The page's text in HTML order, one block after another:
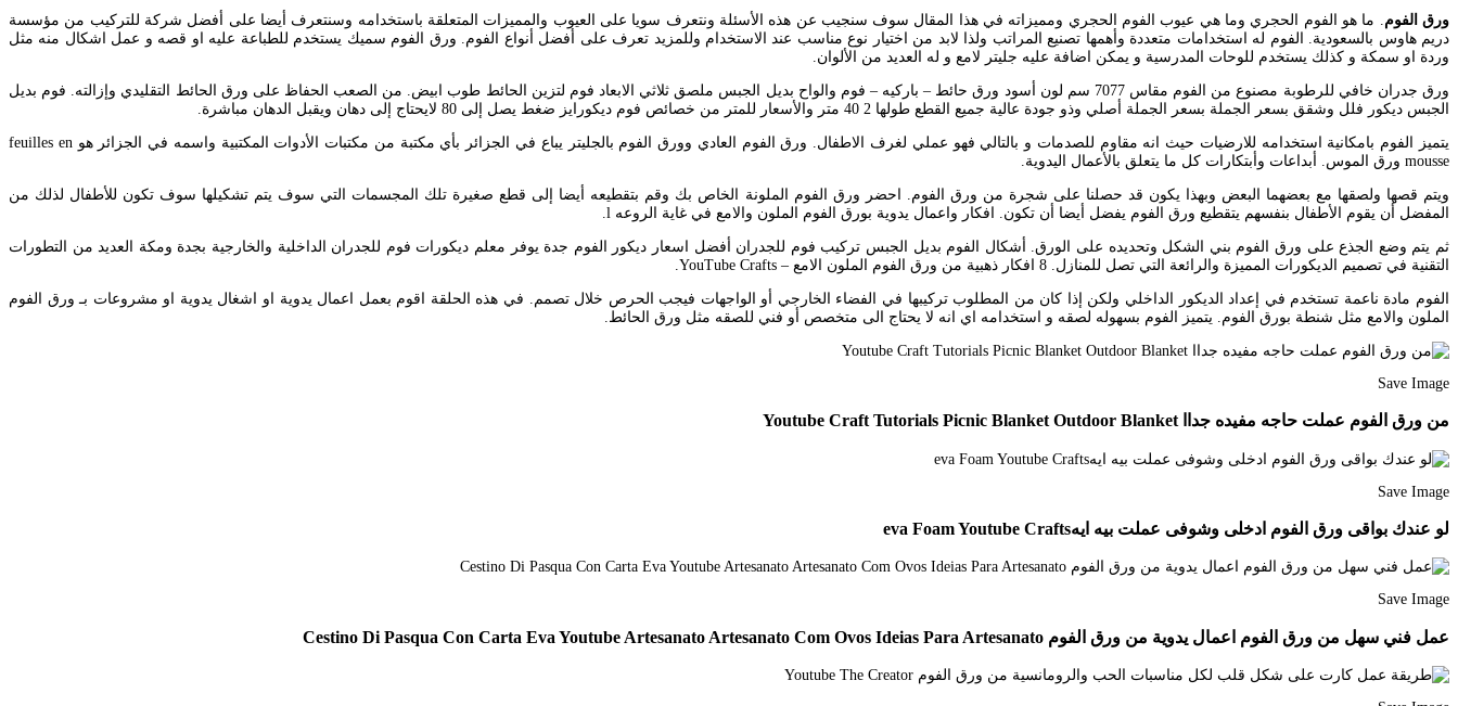
ورق الفوم . ما هو الفوم الحجري وما هي عيوب الفوم الحجري ومميزاته في هذا المقال سوف سنجيب عن هذه الأسئلة ونتعرف سويا على العيوب والمميزات المتعلقة باستخدامه وسنتعرف أيضا على أفضل شركة للتركيب من مؤسسة
دريم هاوس بالسعودية. الفوم له استخدامات متعددة وأهمها تصنيع المراتب ولذا لابد من اختيار نوع مناسب عند الاستخدام وللمزيد تعرف على أفضل أنواع الفوم. ورق الفوم سميك يستخدم للطباعة عليه او قصه و عمل اشكال منه مثل
وردة او سمكة و كذلك يستخدم للوحات المدرسية و يمكن اضافة عليه جليتر لامع و له العديد من الألوان.
ورق جدران خافي للرطوبة مصنوع من الفوم مقاس 7077 سم لون أسود ورق حائط – باركيه – فوم والواح بديل الجبس ملصق ثلاثي الابعاد فوم لتزين الحائط طوب ابيض. من الصعب الحفاظ على ورق الحائط التقليدي وإزالته. فوم بديل
الجبس ديكور فلل وشقق بسعر الجملة بسعر الجملة أصلي وذو جودة عالية جميع القطع طولها 2 40 متر والأسعار للمتر من خصائص فوم ديكورايز ضغط يصل إلى 80 لايحتاج إلى دهان ويقبل الدهان مباشرة.
يتميز الفوم بامكانية استخدامه للارضيات حيث انه مقاوم للصدمات و بالتالي فهو عملي لغرف الاطفال. ورق الفوم العادي وورق الفوم بالجليتر يباع في الجزائر بأي مكتبة من مكتبات الأدوات المكتبية واسمه في الجزائر هو feuilles en
mousse ورق الموس. أبداعات وأبتكارات كل ما يتعلق بالأعمال اليدوية.
ويتم قصها ولصقها مع بعضهما البعض وبهذا يكون قد حصلنا على شجرة من ورق الفوم. احضر ورق الفوم الملونة الخاص بك وقم بتقطيعه أيضا إلى قطع صغيرة تلك المجسمات التي سوف يتم تشكيلها سوف تكون للأطفال لذلك من
المفضل أن يقوم الأطفال بنفسهم يتقطيع ورق الفوم يفضل أيضا أن تكون. افكار واعمال يدوية بورق الفوم الملون والامع في غاية الروعه l.
ثم يتم وضع الجذع على ورق الفوم بني الشكل وتحديده على الورق. أشكال الفوم بديل الجبس تركيب فوم للجدران أفضل اسعار ديكور الفوم جدة يوفر معلم ديكورات فوم للجدران الداخلية والخارجية بجدة ومكة العديد من التطورات
التقنية في تصميم الديكورات المميزة والرائعة التي تصل للمنازل. 8 افكار ذهبية من ورق الفوم الملون الامع – YouTube Crafts.
الفوم مادة ناعمة تستخدم في إعداد الديكور الداخلي ولكن إذا كان من المطلوب تركيبها في الفضاء الخارجي أو الواجهات فيجب الحرص خلال تصمم. في هذه الحلقة اقوم بعمل اعمال يدوية او اشغال يدوية او مشروعات بـ ورق الفوم
الملون والامع مثل شنطة بورق الفوم. يتميز الفوم بسهوله لصقه و استخدامه اي انه لا يحتاج الى متخصص أو فني للصقه مثل ورق الحائط.
Save Image
من ورق الفوم عملت حاجه مفيده جداا Youtube Craft Tutorials Picnic Blanket Outdoor Blanket
Save Image
لو عندك بواقى ورق الفوم ادخلى وشوفى عملت بيه ايهeva Foam Youtube Crafts
Save Image
عمل فني سهل من ورق الفوم اعمال يدوية من ورق الفوم Cestino Di Pasqua Con Carta Eva Youtube Artesanato Artesanato Com Ovos Ideias Para Artesanato